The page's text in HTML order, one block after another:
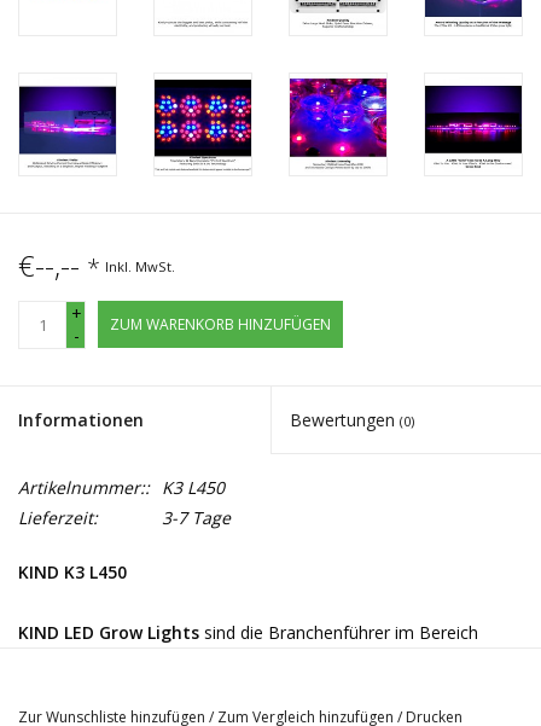
€--,-- * Inkl. MwSt.
+
-
ZUM WARENKORB HINZUFÜGEN
Informationen Bewertungen (0)
Artikelnummer:: K3 L450
Lieferzeit:
3-7 Tage
KIND K3 L450
KIND LED Grow Lights sind die Branchenführer im Bereich
Zur Wunschliste hinzufügen / Zum Vergleich hinzufügen / Drucken